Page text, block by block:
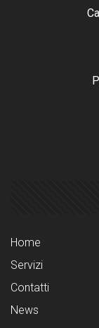
Home
Servizi
Contatti
News